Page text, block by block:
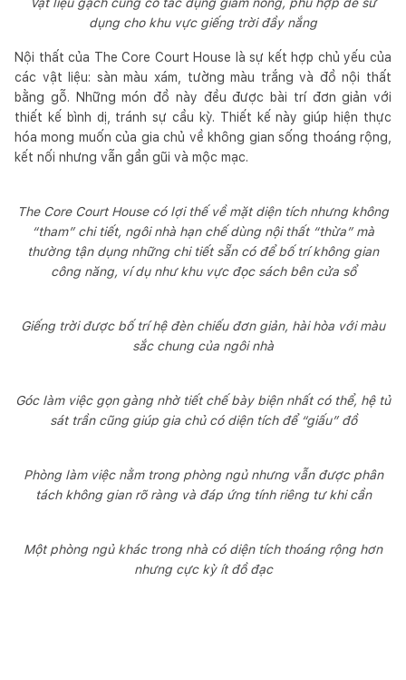
dụng cho khu vực giếng trời đầy nắng
Nội thất của The Core Court House là sự kết hợp chủ yếu của
các vật liệu: sàn màu xám, tường màu trắng và đồ nội thất
bằng gỗ. Những món đồ này đều được bài trí đơn giản với
thiết kế bình dị, tránh sự cầu kỳ. Thiết kế này giúp hiện thực
hóa mong muốn của gia chủ về không gian sống thoáng rộng,
kết nối nhưng vẫn gần gũi và mộc mạc.
The Core Court House có lợi thế về mặt diện tích nhưng không
“tham” chi tiết, ngôi nhà hạn chế dùng nội thất “thừa” mà
thường tận dụng những chi tiết sẵn có để bố trí không gian
công năng, ví dụ như khu vực đọc sách bên cửa sổ
Giếng trời được bố trí hệ đèn chiếu đơn giản, hài hòa với màu
sắc chung của ngôi nhà
Góc làm việc gọn gàng nhờ tiết chế bày biện nhất có thể, hệ tủ
sát trần cũng giúp gia chủ có diện tích để “giấu” đồ
Phòng làm việc nằm trong phòng ngủ nhưng vẫn được phân
tách không gian rõ ràng và đáp ứng tính riêng tư khi cần
Một phòng ngủ khác trong nhà có diện tích thoáng rộng hơn
nhưng cực kỳ ít đồ đạc